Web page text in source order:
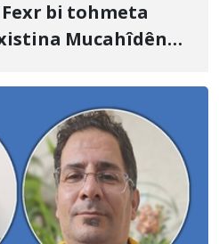
bi tohmeta
Mucahîdên